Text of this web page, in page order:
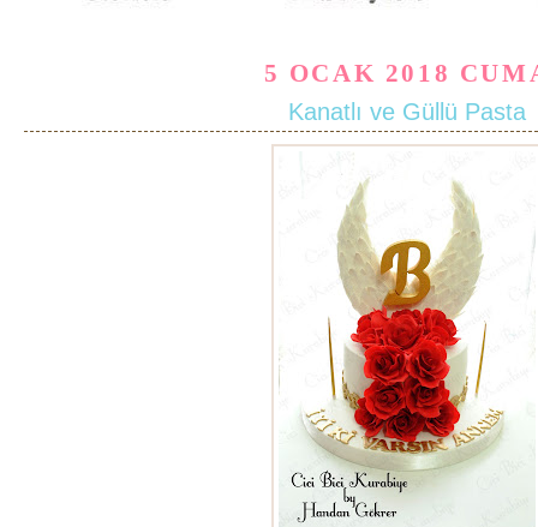
5 OCAK 2018
Kanatlı ve Güllü Pasta